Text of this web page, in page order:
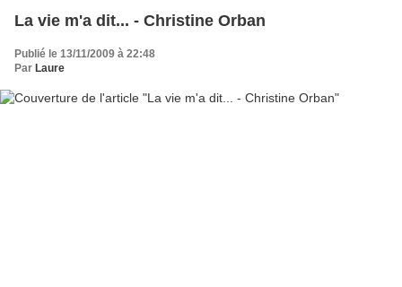
La vie m'a dit... - Christine Orban
Publié le 13/11/2009 à 22:48
Par Laure